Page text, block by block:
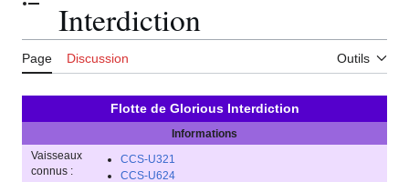
Basculer la table des matières
Interdiction
Page Discussion Outils
Flotte de Glorious Interdiction
Informations
Vaisseaux
connus :
CCS-U321
CCS-U624